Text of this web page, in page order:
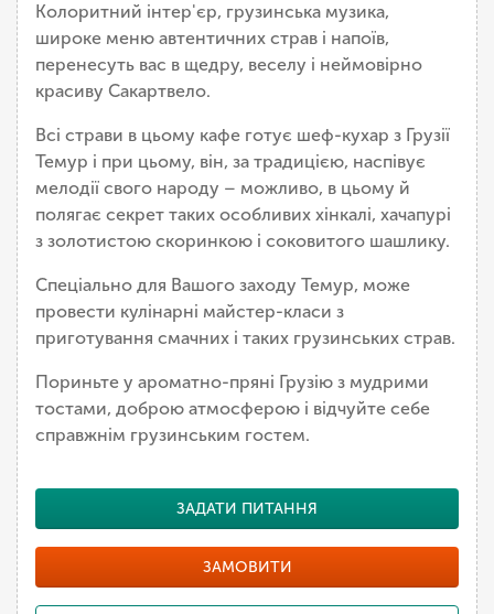
Колоритний інтер'єр, грузинська музика,
широке меню автентичних страв і напоїв,
перенесуть вас в щедру, веселу і неймовірно
красиву Сакартвело.
Всі страви в цьому кафе готує шеф-кухар з Грузії
Темур і при цьому, він, за традицією, наспівує
мелодії свого народу – можливо, в цьому й
полягає секрет таких особливих хінкалі, хачапурі
з золотистою скоринкою і соковитого шашлику.
Спеціально для Вашого заходу Темур, може
провести кулінарні майстер-класи з
приготування смачних і таких грузинських страв.
Пориньте у ароматно-пряні Грузію з мудрими
тостами, доброю атмосферою і відчуйте себе
справжнім грузинським гостем.
ЗАДАТИ ПИТАННЯ
ЗАМОВИТИ